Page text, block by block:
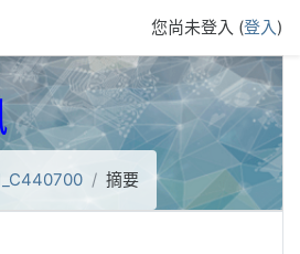
您尚未登入 (登入)
摘要